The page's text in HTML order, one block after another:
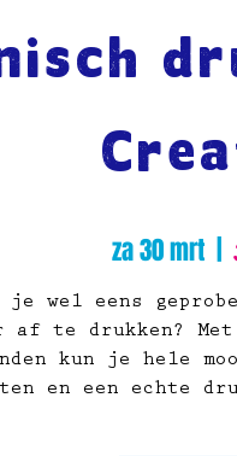
za 30 mrt
  |
je wel eens
af te drukken?
kun je hele
en een echte